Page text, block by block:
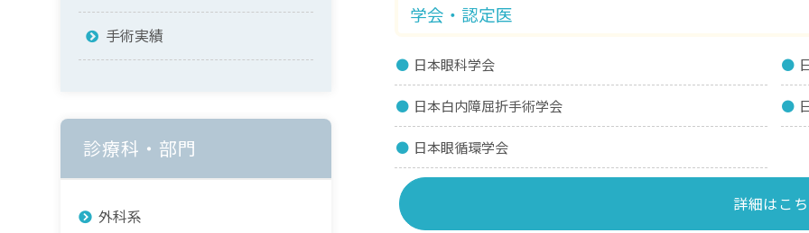
学会・認定医
日本眼科学会
日本白内障屈折手術学会
日本眼循環学会
詳細はこ
手術実績
診療科・部門
外科系